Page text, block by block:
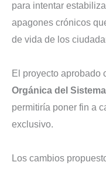
para intentar
apagones crónicos
de vida de los
El proyecto aprobado
Orgánica del
permitiría poner fin a
exclusivo.
Los cambios